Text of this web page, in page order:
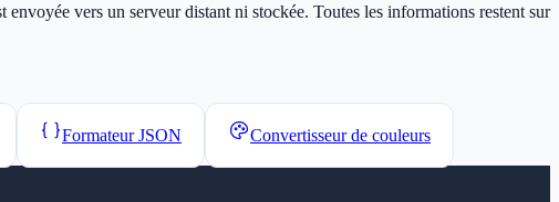
vers un serveur distant ni stockée. Toutes les informations restent sur
Formateur JSON Convertisseur de couleurs